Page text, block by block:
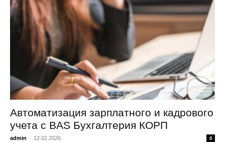
Автоматизация зарплатного и кадрового
учета с BAS Бухгалтерия КОРП
admin - 12.02.2026 0